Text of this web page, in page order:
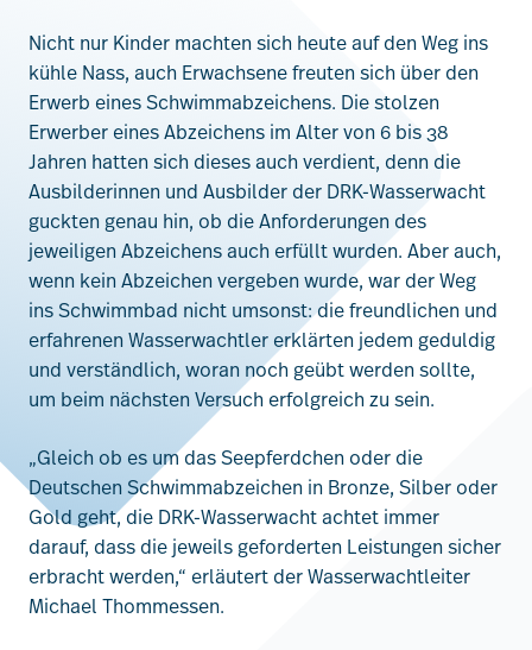
Nicht nur Kinder machten sich heute auf den Weg ins
kühle Nass, auch Erwachsene freuten sich über den
Erwerb eines Schwimmabzeichens. Die stolzen
Erwerber eines Abzeichens im Alter von 6 bis 38
Jahren hatten sich dieses auch verdient, denn die
Ausbilderinnen und Ausbilder der DRK-Wasserwacht
guckten genau hin, ob die Anforderungen des
jeweiligen Abzeichens auch erfüllt wurden. Aber auch,
wenn kein Abzeichen vergeben wurde, war der Weg
ins Schwimmbad nicht umsonst: die freundlichen und
erfahrenen Wasserwachtler erklärten jedem geduldig
und verständlich, woran noch geübt werden sollte,
um beim nächsten Versuch erfolgreich zu sein.
„Gleich ob es um das Seepferdchen oder die
Deutschen Schwimmabzeichen in Bronze, Silber oder
Gold geht, die DRK-Wasserwacht achtet immer
darauf, dass die jeweils geforderten Leistungen sicher
erbracht werden,“ erläutert der Wasserwachtleiter
Michael Thommessen.